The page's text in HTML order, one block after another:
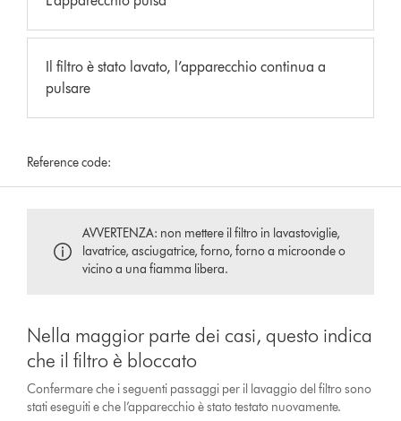
Il filtro è stato lavato, l’apparecchio continua a
pulsare
Reference code:
AVVERTENZA: non mettere il filtro in lavastoviglie,
lavatrice, asciugatrice, forno, forno a microonde o
vicino a una fiamma libera.
Nella maggior parte dei casi, questo indica
che il filtro è bloccato
Confermare che i seguenti passaggi per il lavaggio del filtro sono
stati eseguiti e che l’apparecchio è stato testato nuovamente.